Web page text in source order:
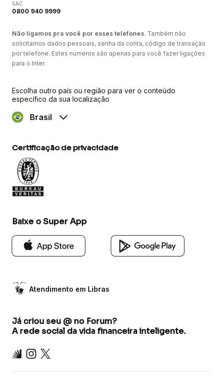
SAC
0800 940 9999
Não ligamos pra você por esses telefones. Também não
solicitamos dados pessoais, senha da conta, código de transação
por telefone. Estes números são apenas para você fazer ligações
para o Inter.
Escolha outro país ou região para ver o conteúdo
específico da sua localização
Brasil
Certificação de privacidade
Baixe o Super App
Atendimento em Libras
Já criou seu @ no Forum?
A rede social da vida financeira inteligente.
Inter Instagram
X